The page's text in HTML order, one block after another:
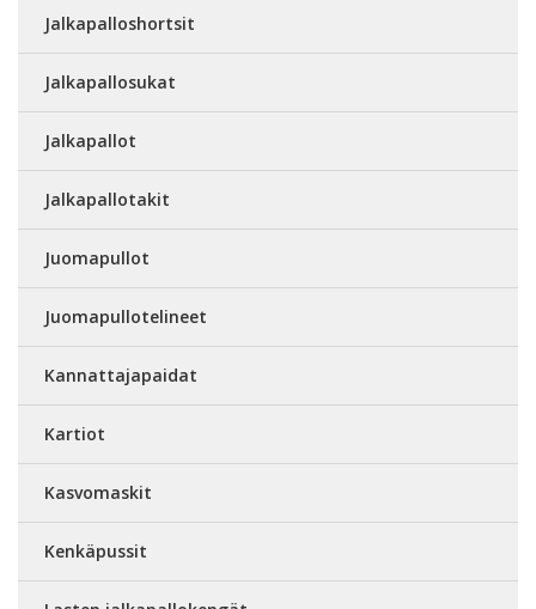
Jalkapalloshortsit
Jalkapallosukat
Jalkapallot
Jalkapallotakit
Juomapullot
Juomapullotelineet
Kannattajapaidat
Kartiot
Kasvomaskit
Kenkäpussit